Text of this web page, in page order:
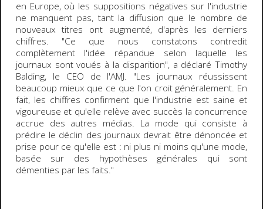
en Europe, où les suppositions négatives sur l'industrie
ne manquent pas, tant la diffusion que le nombre de
nouveaux titres ont augmenté, d'après les derniers
chiffres. "Ce que nous constatons contredit
complètement l'idée répandue selon laquelle les
journaux sont voués à la disparition", a déclaré Timothy
Balding, le CEO de l'AMJ. "Les journaux réussissent
beaucoup mieux que ce que l'on croit généralement. En
fait, les chiffres confirment que l'industrie est saine et
vigoureuse et qu'elle relève avec succès la concurrence
accrue des autres médias. La mode qui consiste à
prédire le déclin des journaux devrait être dénoncée et
prise pour ce qu'elle est : ni plus ni moins qu'une mode,
basée sur des hypothèses générales qui sont
démenties par les faits."